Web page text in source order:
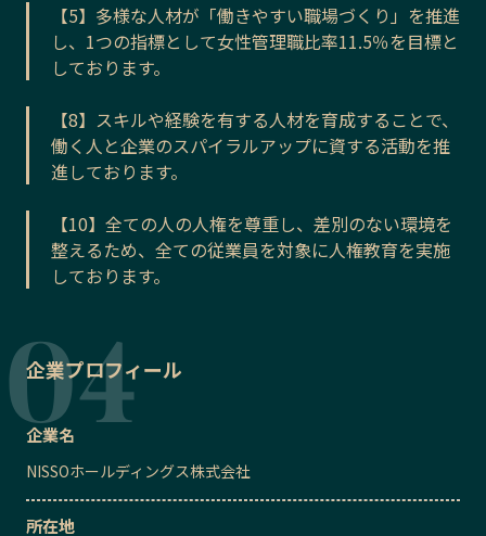
【5】多様な人材が「働きやすい職場づくり」を推進
し、1つの指標として女性管理職比率11.5％を目標と
しております。
【8】スキルや経験を有する人材を育成することで、
働く人と企業のスパイラルアップに資する活動を推
進しております。
【10】全ての人の人権を尊重し、差別のない環境を
整えるため、全ての従業員を対象に人権教育を実施
しております。
企業プロフィール
企業名
NISSOホールディングス株式会社
所在地